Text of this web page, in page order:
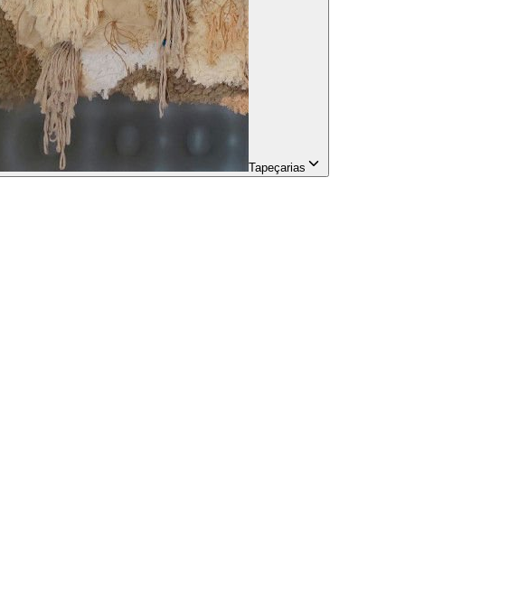
Tapeçarias